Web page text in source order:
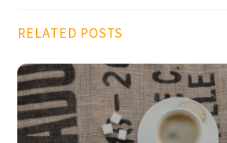
RELATED POSTS